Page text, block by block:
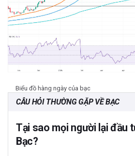
Biểu đồ hàng ngày của bạc
CÂU HỎI THƯỜNG GẶP VỀ BẠC
Tại sao mọi người lại đầu
Bạc?